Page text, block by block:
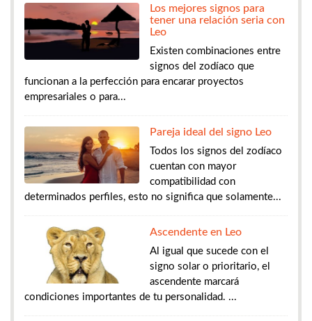
Los mejores signos para
tener una relación seria con
Leo
Existen combinaciones entre
signos del zodíaco que
funcionan a la perfección para encarar proyectos
empresariales o para...
Pareja ideal del signo Leo
Todos los signos del zodíaco
cuentan con mayor
compatibilidad con
determinados perfiles, esto no significa que solamente...
Ascendente en Leo
Al igual que sucede con el
signo solar o prioritario, el
ascendente marcará
condiciones importantes de tu personalidad. ...